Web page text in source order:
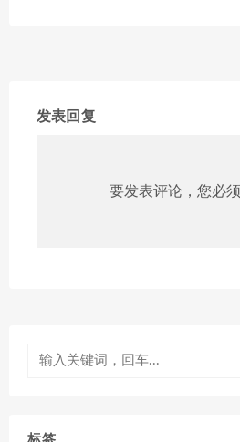
发表回复
要发表评论，您必